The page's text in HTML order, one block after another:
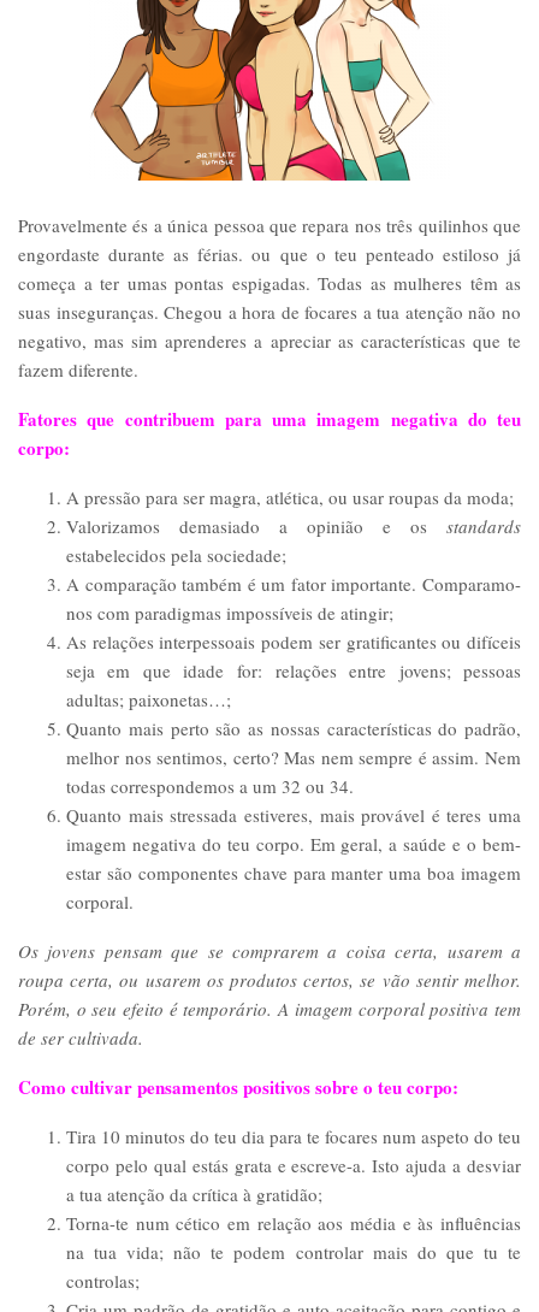
Provavelmente és a única pessoa que repara nos três quilinhos que
engordaste durante as férias. ou que o teu penteado estiloso já
começa a ter umas pontas espigadas. Todas as mulheres têm as
suas inseguranças. Chegou a hora de focares a tua atenção não no
negativo, mas sim aprenderes a apreciar as características que te
fazem diferente.
Fatores que contribuem para uma imagem negativa do teu
corpo:
A pressão para ser magra, atlética, ou usar roupas da moda;
Valorizamos demasiado a opinião e os standards
estabelecidos pela sociedade;
A comparação também é um fator importante. Comparamo-
nos com paradigmas impossíveis de atingir;
As relações interpessoais podem ser gratificantes ou difíceis
seja em que idade for: relações entre jovens; pessoas
adultas; paixonetas…;
Quanto mais perto são as nossas características do padrão,
melhor nos sentimos, certo? Mas nem sempre é assim. Nem
todas correspondemos a um 32 ou 34.
Quanto mais stressada estiveres, mais provável é teres uma
imagem negativa do teu corpo. Em geral, a saúde e o bem-
estar são componentes chave para manter uma boa imagem
corporal.
Os jovens pensam que se comprarem a coisa certa, usarem a
roupa certa, ou usarem os produtos certos, se vão sentir melhor.
Porém, o seu efeito é temporário. A imagem corporal positiva tem
de ser cultivada.
Como cultivar pensamentos positivos sobre o teu corpo:
Tira 10 minutos do teu dia para te focares num aspeto do teu
corpo pelo qual estás grata e escreve-a. Isto ajuda a desviar
a tua atenção da crítica à gratidão;
Torna-te num cético em relação aos média e às influências
na tua vida; não te podem controlar mais do que tu te
controlas;